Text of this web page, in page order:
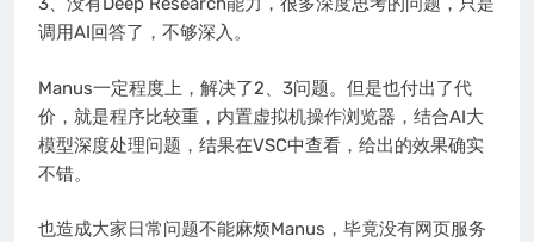
调用AI回答了，不够深入。
Manus一定程度上，解决了2、3问题。但是也付出了代
价，就是程序比较重，内置虚拟机操作浏览器，结合AI大
模型深度处理问题，结果在VSC中查看，给出的效果确实
不错。
也造成大家日常问题不能麻烦Manus，毕竟没有网页服务